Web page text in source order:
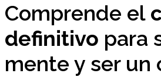
Comprende el
definitivo para
mente y ser un